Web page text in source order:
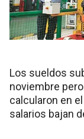
Los sueldos
noviembre
calcularon en
salarios bajan